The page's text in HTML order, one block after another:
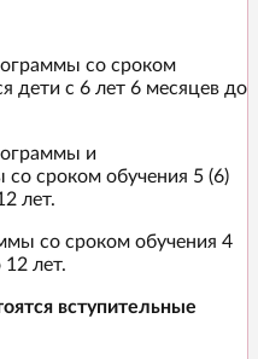
со сроком
дети с 6 лет 6 месяцев до
и
сроком обучения 5 (6)
лет.
со сроком обучения 4
лет.
вступительные